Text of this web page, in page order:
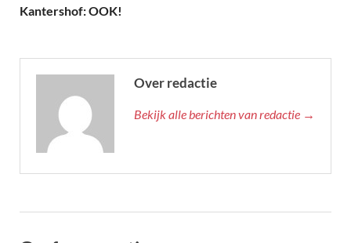
Kantershof: OOK!
Over redactie
Bekijk alle berichten van redactie →